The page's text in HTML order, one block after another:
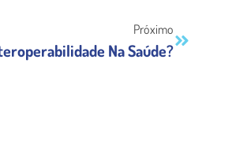
Próximo
Na Saúde?